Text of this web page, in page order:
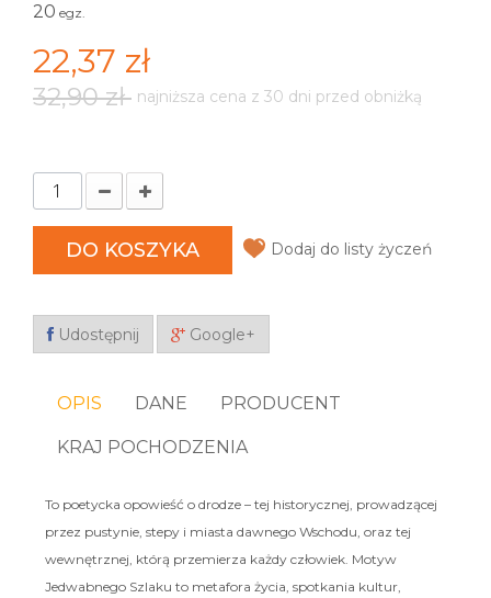
20 egz.
22,37 zł
32,90 zł najniższa cena z 30 dni przed obniżką
DO KOSZYKA Dodaj do listy życzeń
Udostępnij Google+
OPIS DANE PRODUCENT
KRAJ POCHODZENIA
To poetycka opowieść o drodze – tej historycznej, prowadzącej
przez pustynie, stepy i miasta dawnego Wschodu, oraz tej
wewnętrznej, którą przemierza każdy człowiek. Motyw
Jedwabnego Szlaku to metafora życia, spotkania kultur,